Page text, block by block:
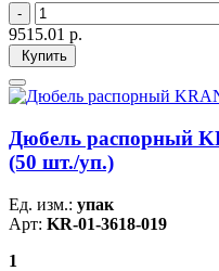
9515.01 р.
Купить
Дюбель распорный
(50 шт./уп.)
Ед. изм.: упак
Арт: KR-01-3618-019
1